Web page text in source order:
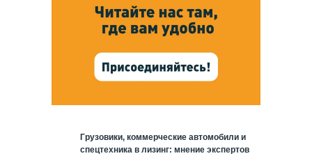
Грузовики, коммерческие автомобили и
спецтехника в лизинг: мнение экспертов